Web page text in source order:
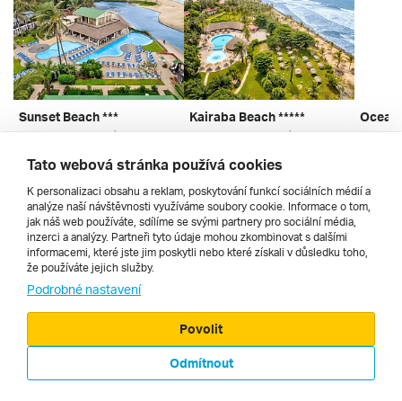
Sunset Beach ***
Kotu, Banjul A Okolí, Gambie
30. 11. – 9. 12. 2026
45 690 Kč
Kairaba Beach *****
Kololi, Banjul A Okolí, Gambie
2. 11. – 9. 11. 2026
44 390 Kč
Ocean
58 590
Cestopisy
Tato webová stránka používá cookies
K personalizaci obsahu a reklam, poskytování funkcí sociálních médií a
analýze naší návštěvnosti využíváme soubory cookie. Informace o tom,
jak náš web používáte, sdílíme se svými partnery pro sociální média,
inzerci a analýzy. Partneři tyto údaje mohou zkombinovat s dalšími
informacemi, které jste jim poskytli nebo které získali v důsledku toho,
že používáte jejich služby.
Podrobné nastavení
Odmítnout
Povolit